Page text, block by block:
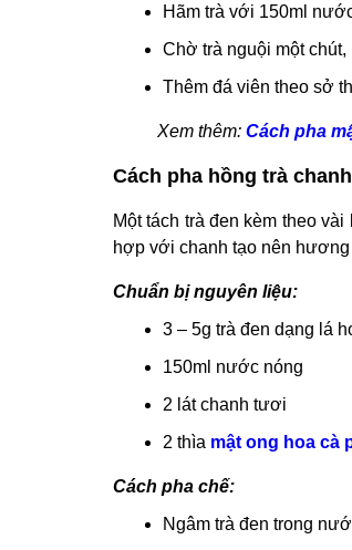
Hãm trà với 150ml
Chờ trà nguội một
Thêm đá viên theo sở
Xem thêm: Cách pha
Cách pha hồng trà
Một tách trà đen kèm theo
hợp với chanh tạo nên
Chuẩn bị nguyên liệu:
3 – 5g trà đen dạng lá
150ml nước nóng
2 lát chanh tươi
2 thìa mật ong hoa cà
Cách pha chế:
Ngâm trà đen trong